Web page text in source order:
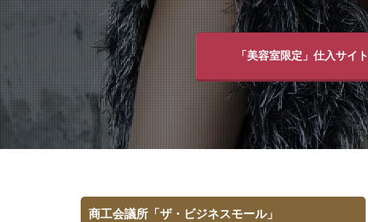
「美容室限定」仕入サイト
商工会議所「ザ・ビジネスモール」